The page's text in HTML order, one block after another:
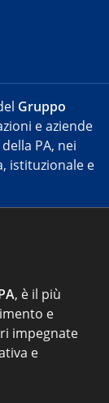
Gruppo
e aziende
PA, nei
istituzionale e
, è il più
e
impegnate
e